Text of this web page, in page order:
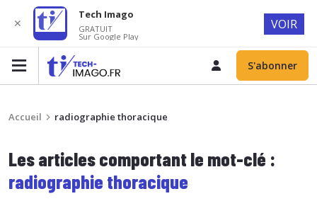
S'abonner
Accueil radiographie thoracique
Les articles comportant le mot-clé :
radiographie thoracique
✕
Tech Imago
GRATUIT
Sur Google Play
VOIR